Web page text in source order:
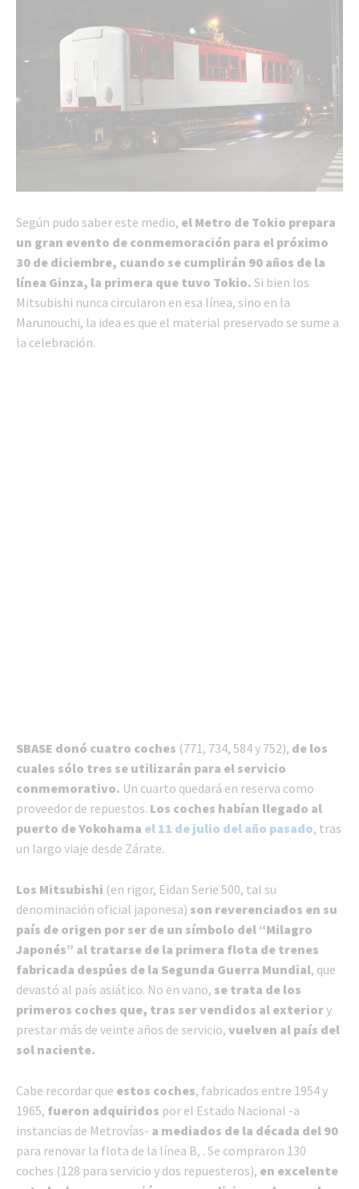
Según pudo saber este medio, el Metro de Tokio prepara
un gran evento de conmemoración para el próximo
30 de diciembre, cuando se cumplirán 90 años de la
línea Ginza, la primera que tuvo Tokio. Si bien los
Mitsubishi nunca circularon en esa línea, sino en la
Marunouchi, la idea es que el material preservado se sume a
la celebración.
SBASE donó cuatro coches (771, 734, 584 y 752), de los
cuales sólo tres se utilizarán para el servicio
conmemorativo. Un cuarto quedará en reserva como
proveedor de repuestos. Los coches habían llegado al
puerto de Yokohama el 11 de julio del año pasado, tras
un largo viaje desde Zárate.
Los Mitsubishi (en rigor, Eidan Serie 500, tal su
denominación oficial japonesa) son reverenciados en su
país de origen por ser de un símbolo del “Milagro
Japonés” al tratarse de la primera flota de trenes
fabricada despúes de la Segunda Guerra Mundial, que
devastó al país asiático. No en vano, se trata de los
primeros coches que, tras ser vendidos al exteriory
prestar más de veinte años de servicio, vuelven al país del
sol naciente.
Cabe recordar que estos coches, fabricados entre 1954 y
1965, fueron adquiridos por el Estado Nacional -a
instancias de Metrovías- a mediados de la década del 90
para renovar la flota de la línea B, . Se compraron 130
coches (128 para servicio y dos repuesteros), en excelente